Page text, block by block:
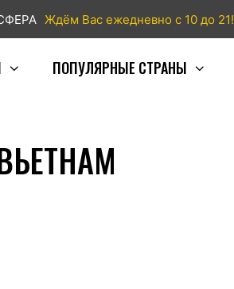
Ждём Вас ежедневно с 10 до 21!
ПОПУЛЯРНЫЕ СТРАНЫ